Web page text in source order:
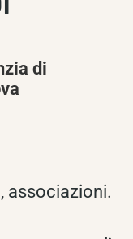
di
associazioni.